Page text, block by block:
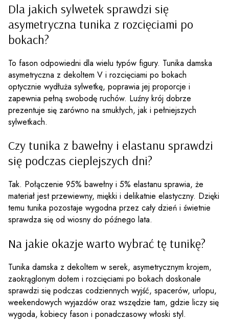
Dla jakich sylwetek sprawdzi się
asymetryczna tunika z rozcięciami po
bokach?
To fason odpowiedni dla wielu typów figury. Tunika damska
asymetryczna z dekoltem V i rozcięciami po bokach
optycznie wydłuża sylwetkę, poprawia jej proporcje i
zapewnia pełną swobodę ruchów. Luźny krój dobrze
prezentuje się zarówno na smukłych, jak i pełniejszych
sylwetkach.
Czy tunika z bawełny i elastanu sprawdzi
się podczas cieplejszych dni?
Tak. Połączenie 95% bawełny i 5% elastanu sprawia, że
materiał jest przewiewny, miękki i delikatnie elastyczny. Dzięki
temu tunika pozostaje wygodna przez cały dzień i świetnie
sprawdza się od wiosny do późnego lata.
Na jakie okazje warto wybrać tę tunikę?
Tunika damska z dekoltem w serek, asymetrycznym krojem,
zaokrąglonym dołem i rozcięciami po bokach doskonale
sprawdzi się podczas codziennych wyjść, spacerów, urlopu,
weekendowych wyjazdów oraz wszędzie tam, gdzie liczy się
wygoda, kobiecy fason i ponadczasowy włoski styl.